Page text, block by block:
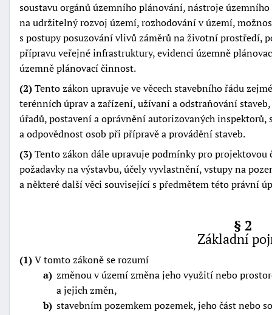
soustavu orgánů územního plánování, nástroje
na udržitelný rozvoj území, rozhodování v území,
s postupy posuzování vlivů záměrů na životní prostředí,
přípravu veřejné infrastruktury, evidenci územně
územně plánovací činnost.
(2)Tento zákon upravuje ve věcech stavebního řádu
terénních úprav a zařízení, užívaní a odstraňování
úřadů, postavení a oprávnění autorizovaných
a odpovědnost osob při přípravě a provádění staveb.
(3)Tento zákon dále upravuje podmínky pro projektovou
požadavky na výstavbu, účely vyvlastnění, vstupy na
a některé další věci související s předmětem této právní
§ 2
Základní
(1)V tomto zákoně se rozumí
a změnou v území změna jeho využití nebo
a jejich změn,
b stavebním pozemkem pozemek, jeho část nebo
+náhrady
-